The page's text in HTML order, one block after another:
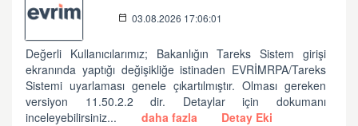
03.08.2026 17:06:01
Değerli Kullanıcılarımız; Bakanlığın Tareks Sistem girişi
ekranında yaptığı değişikliğe istinaden EVRİMRPA/Tareks
Sistemi uyarlaması genele çıkartılmıştır. Olması gereken
versiyon 11.50.2.2 dir. Detaylar için dokumanı
inceleyebilirsiniz...
daha fazla
Detay Eki